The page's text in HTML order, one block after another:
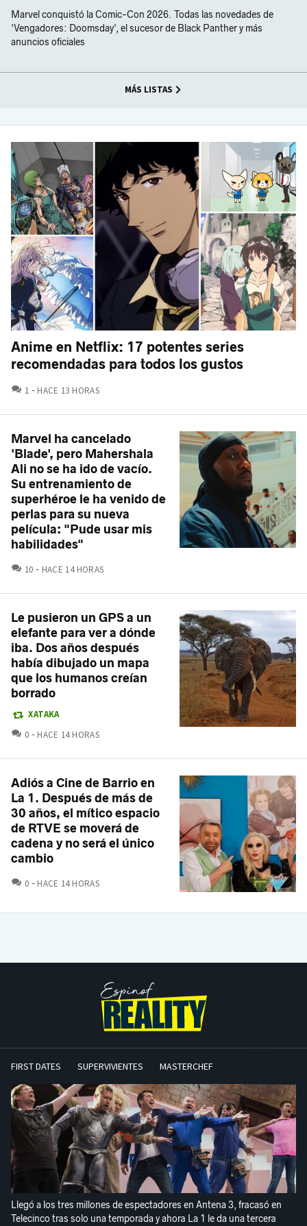
Marvel conquistó la Comic-Con 2026. Todas las novedades de
'Vengadores: Doomsday', el sucesor de Black Panther y más
anuncios oficiales
MÁS LISTAS
Anime en Netflix: 17 potentes series
recomendadas para todos los gustos
1 COMENTARIOS
HACE 13 HORAS
Marvel ha cancelado
'Blade', pero Mahershala
Ali no se ha ido de vacío.
Su entrenamiento de
superhéroe le ha venido de
perlas para su nueva
película: "Pude usar mis
habilidades"
10 COMENTARIOS
HACE 14 HORAS
Le pusieron un GPS a un
elefante para ver a dónde
iba. Dos años después
había dibujado un mapa
que los humanos creían
borrado
XATAKA
0 COMENTARIOS
HACE 14 HORAS
Adiós a Cine de Barrio en
La 1. Después de más de
30 años, el mítico espacio
de RTVE se moverá de
cadena y no será el único
cambio
0 COMENTARIOS
HACE 14 HORAS
FIRST DATES SUPERVIVIENTES MASTERCHEF
Llegó a los tres millones de espectadores en Antena 3, fracasó en
Telecinco tras solo una temporada y ahora La 1 le da una tercera